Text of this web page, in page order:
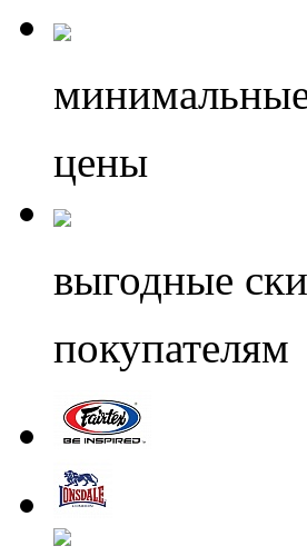
цены
выгодные
покупателям